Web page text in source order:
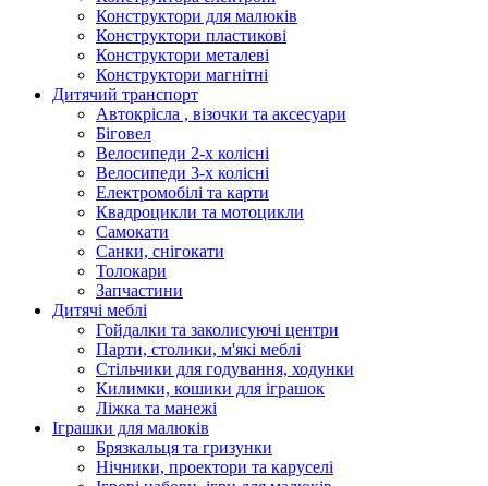
Конструктори для малюків
Конструктори пластикові
Конструктори металеві
Конструктори магнітні
Дитячий транспорт
Автокрісла , візочки та аксесуари
Біговел
Велосипеди 2-х колісні
Велосипеди 3-х колісні
Електромобілі та карти
Квадроцикли та мотоцикли
Самокати
Санки, снігокати
Толокари
Запчастини
Дитячі меблі
Гойдалки та заколисуючі центри
Парти, столики, м'які меблі
Стільчики для годування, ходунки
Килимки, кошики для іграшок
Ліжка та манежі
Іграшки для малюків
Брязкальця та гризунки
Нічники, проектори та каруселі